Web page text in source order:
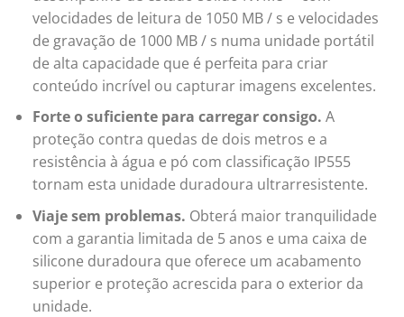
velocidades de leitura de 1050 MB / s e velocidades
de gravação de 1000 MB / s numa unidade portátil
de alta capacidade que é perfeita para criar
conteúdo incrível ou capturar imagens excelentes.
Forte o suficiente para carregar consigo. A
proteção contra quedas de dois metros e a
resistência à água e pó com classificação IP555
tornam esta unidade duradoura ultrarresistente.
Viaje sem problemas. Obterá maior tranquilidade
com a garantia limitada de 5 anos e uma caixa de
silicone duradoura que oferece um acabamento
superior e proteção acrescida para o exterior da
unidade.